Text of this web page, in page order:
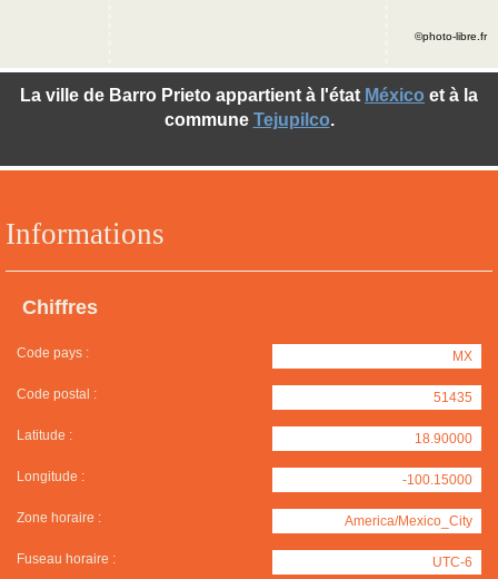
Informations
Chiffres
Code pays : MX
Code postal : 51435
Latitude : 18.90000
Longitude : -100.15000
Zone horaire : America/Mexico_City
Fuseau horaire : UTC-6
La ville de Barro Prieto appartient à l'état México et à la
commune Tejupilco.
©photo-libre.fr